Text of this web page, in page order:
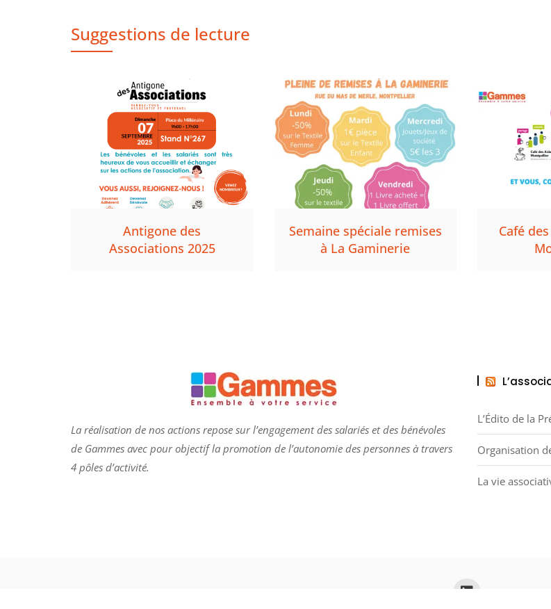
2
0
Suggestions de lecture
Antigone des
Associations 2025
Semaine spéciale remises
à La Gaminerie
Café
La réalisation de nos actions repose sur l’engagement des salariés et des bénévoles
de Gammes avec pour objectif la promotion de l’autonomie des personnes à travers
4 pôles d’activité.
L’Édito de la
Organisation
La vie